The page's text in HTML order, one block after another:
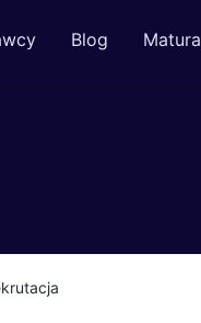
Blog Matura